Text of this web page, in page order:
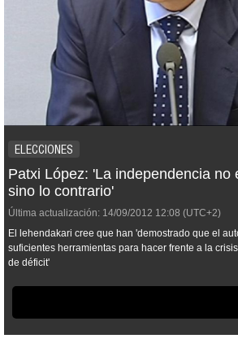
ELECCIONES
Patxi López: 'La independencia no
sino lo contrario'
Última actualización: 14/09/2012 12:08 (UTC+2)
El lehendakari cree que han 'demostrado que el
suficientes herramientas para hacer frente a la
de déficit'